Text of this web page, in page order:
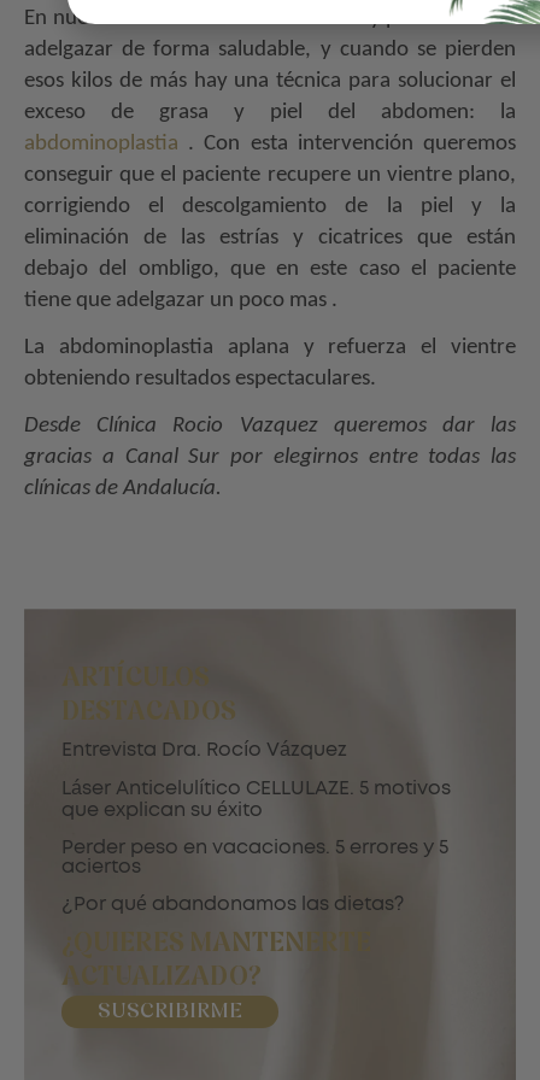
En nuestra Clinica somos conscientes y partidarios de
adelgazar de forma saludable, y cuando se pierden
esos kilos de más hay una técnica para solucionar el
exceso de grasa y piel del abdomen: la
abdominoplastia . Con esta intervención queremos
conseguir que el paciente recupere un vientre plano,
corrigiendo el descolgamiento de la piel y la
eliminación de las estrías y cicatrices que están
debajo del ombligo, que en este caso el paciente
tiene que adelgazar un poco mas .
La abdominoplastia aplana y refuerza el vientre
obteniendo resultados espectaculares.
Desde Clínica Rocio Vazquez queremos dar las
gracias a Canal Sur por elegirnos entre todas las
clínicas de Andalucía.
ARTÍCULOS
DESTACADOS
Entrevista Dra. Rocío Vázquez
Láser Anticelulítico CELLULAZE. 5 motivos
que explican su éxito
Perder peso en vacaciones. 5 errores y 5
aciertos
¿Por qué abandonamos las dietas?
¿QUIERES MANTENERTE
ACTUALIZADO?
SUSCRIBIRME